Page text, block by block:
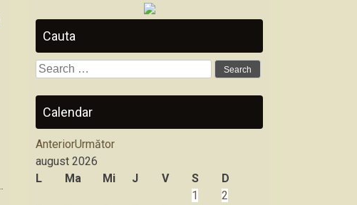
Cauta
Search
Calendar
AnteriorUrmător
august 2026
L
Ma Mi J V S
D
1
2